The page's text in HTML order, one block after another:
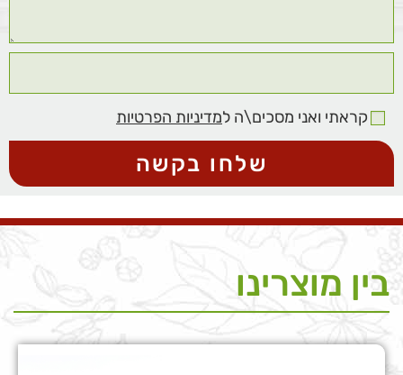
קראתי ואני מסכים\ה למדיניות הפרטיות
שלחו בקשה
בין מוצרינו